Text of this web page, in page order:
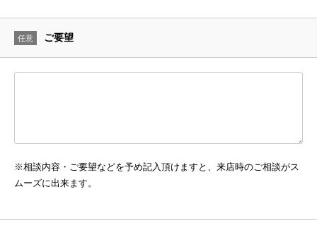
任意 ご要望
※相談内容・ご要望などを予め記入頂けますと、来店時のご相談がス
ムーズに出来ます。